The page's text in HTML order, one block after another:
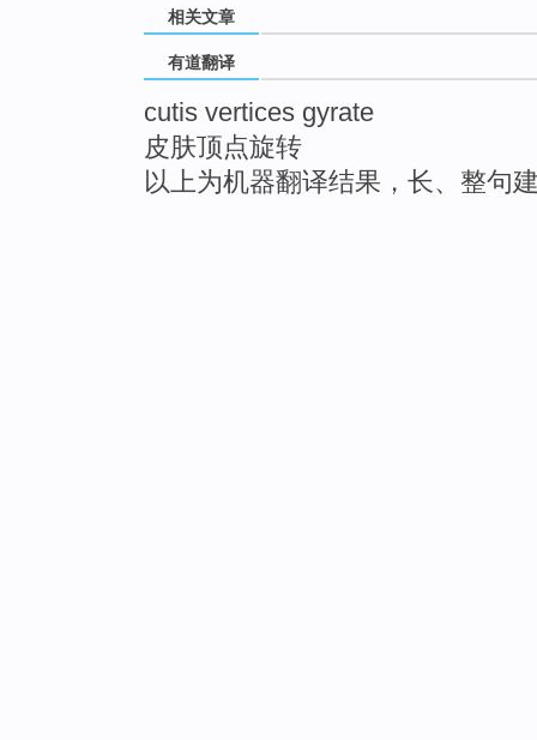
相关文章
有道翻译
cutis vertices gyrate
皮肤顶点旋转
以上为机器翻译结果，长、整句